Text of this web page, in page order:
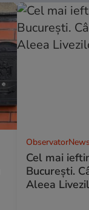
Cel mai
Bucureşti.
Aleea